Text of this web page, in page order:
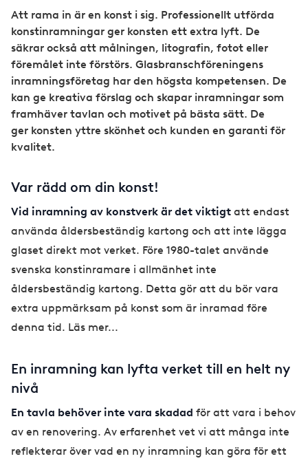
m
b
Att rama in är en konst i sig. Professionellt utförda
konstinramningar ger konsten ett extra lyft. De
säkrar också att målningen, litografin, fotot eller
föremålet inte förstörs. Glasbranschföreningens
inramningsföretag har den högsta kompetensen. De
kan ge kreativa förslag och skapar inramningar som
framhäver tavlan och motivet på bästa sätt. De
ger konsten yttre skönhet och kunden en garanti för
kvalitet.
Var rädd om din konst!
Vid inramning av konstverk är det viktigt att endast
använda åldersbeständig kartong och att inte lägga
glaset direkt mot verket. Före 1980-talet använde
svenska konstinramare i allmänhet inte
åldersbeständig kartong. Detta gör att du bör vara
extra uppmärksam på konst som är inramad före
denna tid. Läs mer...
En inramning kan lyfta verket till en helt ny
nivå
En tavla behöver inte vara skadad för att vara i behov
av en renovering. Av erfarenhet vet vi att många inte
reflekterar över vad en ny inramning kan göra för ett